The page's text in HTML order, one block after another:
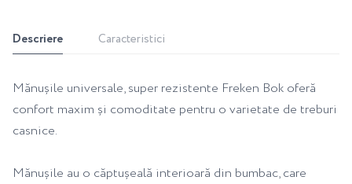
Descriere Caracteristici
Mănușile universale, super rezistente Freken Bok oferă
confort maxim și comoditate pentru o varietate de treburi
casnice.
Mănușile au o căptușeală interioară din bumbac, care